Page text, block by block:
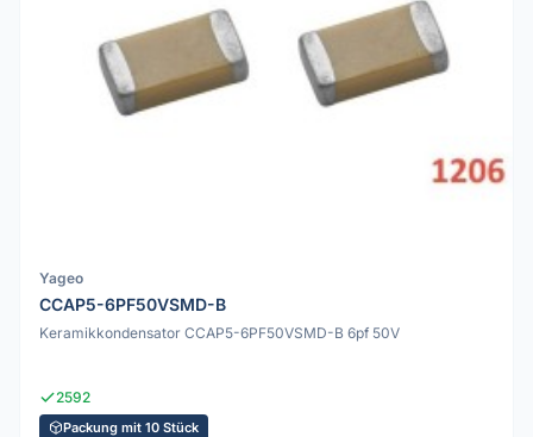
Yageo
CCAP5-6PF50VSMD-B
Keramikkondensator CCAP5-6PF50VSMD-B 6pf 50V
2592
Packung mit 10 Stück